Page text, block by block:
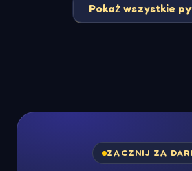
Pokaż wszystkie
ZACZNIJ ZA